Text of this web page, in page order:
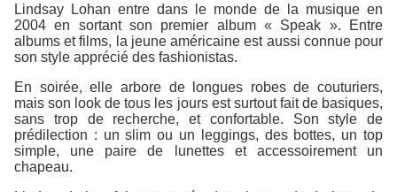
Lindsay Lohan entre dans le monde de la musique en
2004 en sortant son premier album « Speak ». Entre
albums et films, la jeune américaine est aussi connue pour
son style apprécié des fashionistas.
En soirée, elle arbore de longues robes de couturiers,
mais son look de tous les jours est surtout fait de basiques,
sans trop de recherche, et confortable. Son style de
prédilection : un slim ou un leggings, des bottes, un top
simple, une paire de lunettes et accessoirement un
chapeau.